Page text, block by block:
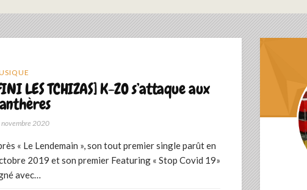
LES TCHIZAS] K-ZO s’attaque aux
2020
« Le Lendemain », son tout premier single parût en
2019 et son premier Featuring « Stop Covid 19»
avec…